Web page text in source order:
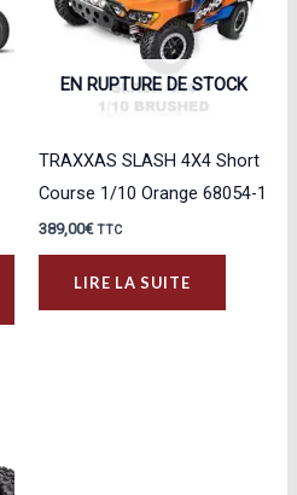
EN RUPTURE DE STOCK
TRAXXAS SLASH 4X4 Short
Course 1/10 Orange 68054-1
389,00€ TTC
LIRE LA SUITE